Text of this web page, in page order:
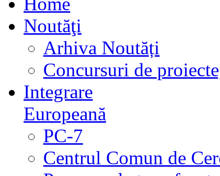
Noutăţi
Arhiva Noutăți
Concursuri de
Integrare
Europeană
PC-7
Centrul Comun de